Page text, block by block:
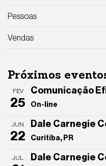
Pessoas
Vendas
Próximos
FEV
25
Comunicação
On-line
JUN
22
Dale Carnegie
Curitiba, PR
JUL Dale Carnegie